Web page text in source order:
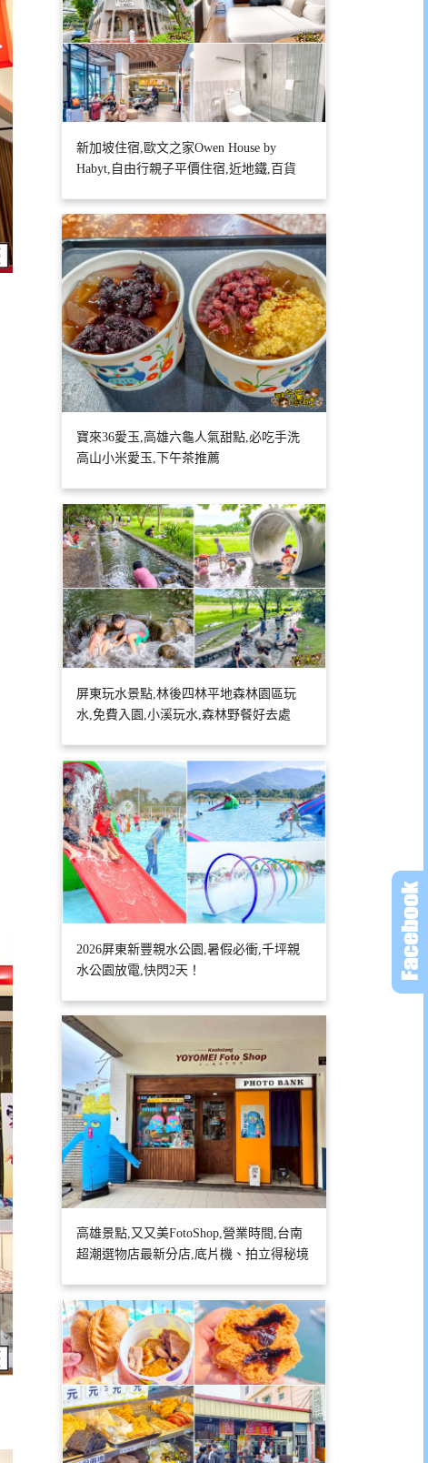
新加坡住宿,歐文之家Owen House by
Habyt,自由行親子平價住宿,近地鐵,百貨
寶來36愛玉,高雄六龜人氣甜點,必吃手洗
高山小米愛玉,下午茶推薦
屏東玩水景點,林後四林平地森林園區玩
水,免費入園,小溪玩水,森林野餐好去處
2026屏東新豐親水公園,暑假必衝,千坪親
水公園放電,快閃2天！
高雄景點,又又美FotoShop,營業時間,台南
超潮選物店最新分店,底片機、拍立得秘境